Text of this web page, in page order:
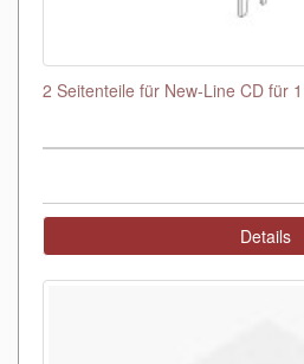
2 Seitenteile für New-Line CD für
Details